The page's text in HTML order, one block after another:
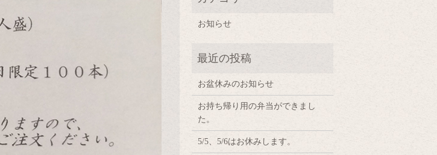
お知らせ
お盆休みのお知らせ
お持ち帰り用の弁当ができまし
た。
5/5、5/6はお休みします。